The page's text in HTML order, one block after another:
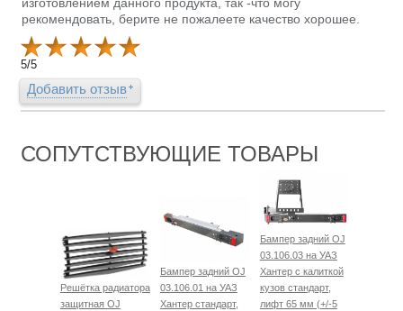
рекомендовать, берите не пожалеете качество хорошее.
5/5
Добавить отзыв
СОПУТСТВУЮЩИЕ ТОВАРЫ
Решётка радиатора
защитная OJ
Бампер задний OJ
03.106.01 на УАЗ
Хантер стандарт,
Бампер задний OJ
03.106.03 на УАЗ
Хантер с калиткой
кузов стандарт,
лифт 65 мм (+/-5